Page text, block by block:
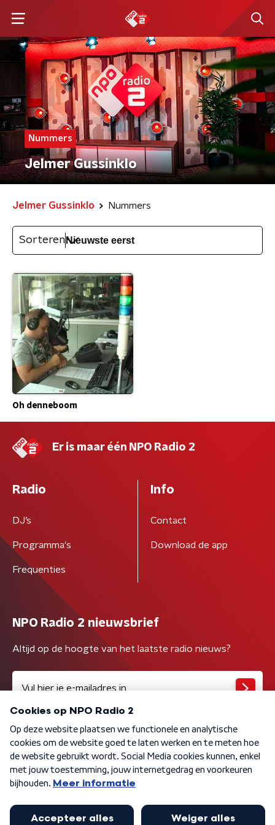
Nummers
Jelmer Gussinklo
Jelmer Gussinklo Nummers
Sorteren
Oh denneboom
Er is maar één NPO Radio 2
Radio
DJ’s
Programma's
Frequenties
Info
Contact
Download de app
NPO Radio 2 nieuwsbrief
Altijd op de hoogte van het laatste radio nieuws?
Algemene voorwaarden